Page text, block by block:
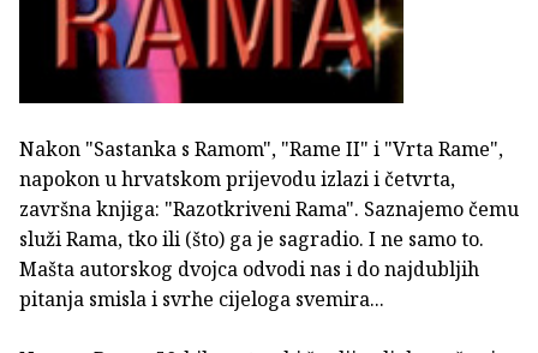
Nakon "Sastanka s Ramom", "Rame II" i "Vrta Rame",
napokon u hrvatskom prijevodu izlazi i četvrta,
završna knjiga: "Razotkriveni Rama". Saznajemo čemu
služi Rama, tko ili (što) ga je sagradio. I ne samo to.
Mašta autorskog dvojca odvodi nas i do najdubljih
pitanja smisla i svrhe cijeloga svemira...